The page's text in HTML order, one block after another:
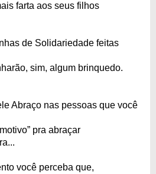
farta aos seus filhos
de Solidariedade feitas
sim, algum brinquedo.
Abraço nas pessoas que você
pra abraçar
você perceba que,